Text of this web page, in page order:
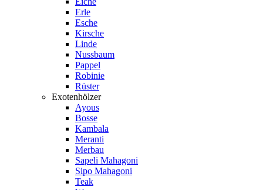
Erle
Esche
Kirsche
Linde
Nussbaum
Pappel
Robinie
Rüster
Exotenhölzer
Ayous
Bosse
Kambala
Meranti
Merbau
Sapeli Mahagoni
Sipo Mahagoni
Teak